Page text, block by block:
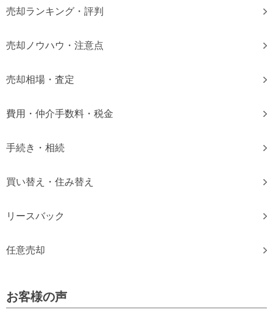
無料査定・売却相談
東京本社
売却ランキング・評判
売却ノウハウ・注意点
売却相場・査定
費用・仲介手数料・税金
手続き・相続
買い替え・住み替え
リースバック
任意売却
お客様の声